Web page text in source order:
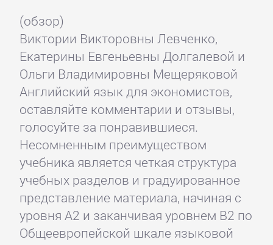
(обзор)
Виктории Викторовны Левченко,
Екатерины Евгеньевны Долгалевой и
Ольги Владимировны Мещеряковой
Английский язык для экономистов,
оставляйте комментарии и отзывы,
голосуйте за понравившиеся.
Несомненным преимуществом
учебника является четкая структура
учебных разделов и градуированное
представление материала, начиная с
уровня А2 и заканчивая уровнем В2 по
Общеевропейской шкале языковой